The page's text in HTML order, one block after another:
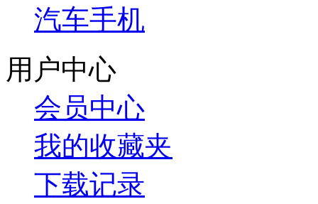
汽车手机
用户中心
会员中心
我的收藏夹
下载记录